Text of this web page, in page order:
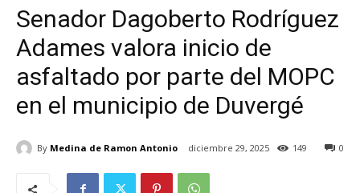
Senador Dagoberto Rodríguez
Adames valora inicio de
asfaltado por parte del MOPC
en el municipio de Duvergé
By Medina de Ramon Antonio diciembre 29, 2025 0
149